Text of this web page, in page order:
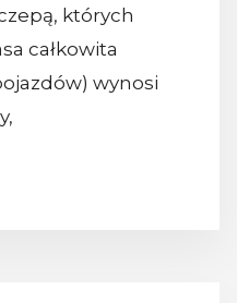
których
całkowita
wynosi